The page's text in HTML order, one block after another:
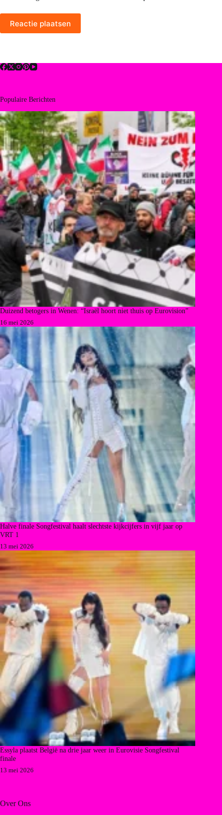
Reactie plaatsen
Populaire Berichten
Duizend betogers in Wenen: “Israël hoort niet thuis op Eurovision”
16 mei 2026
Halve finale Songfestival haalt slechtste kijkcijfers in vijf jaar op
VRT 1
13 mei 2026
Essyla plaatst België na drie jaar weer in Eurovisie Songfestival
finale
13 mei 2026
Over Ons